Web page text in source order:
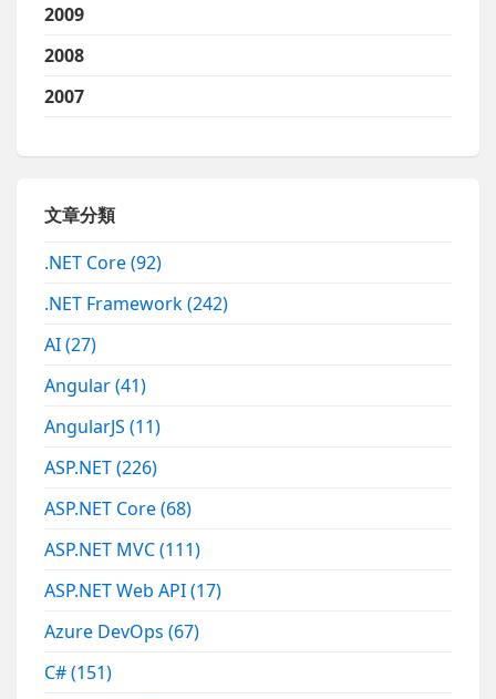
2009
2008
2007
文章分類
.NET Core(92)
.NET Framework(242)
AI(27)
Angular(41)
AngularJS(11)
ASP.NET(226)
ASP.NET Core(68)
ASP.NET MVC(111)
ASP.NET Web API(17)
Azure DevOps(67)
C#(151)